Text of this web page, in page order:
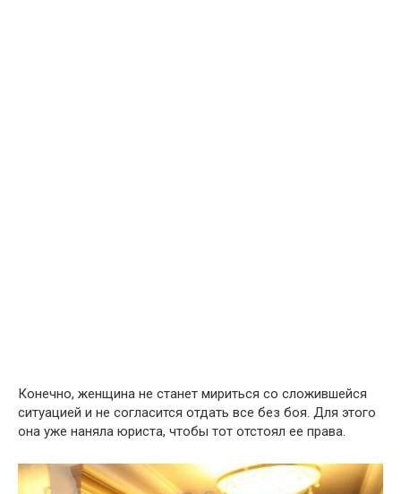
Конечно, женщина не станет мириться со сложившейся
ситуацией и не согласится отдать все без боя. Для этого
она уже наняла юриста, чтобы тот отстоял ее права.